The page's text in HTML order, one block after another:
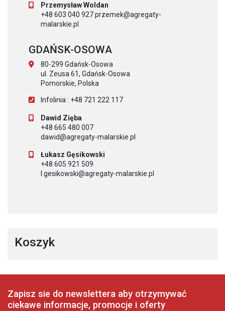
Przemysław Woldan
+48 603 040 927 przemek@agregaty-
malarskie.pl
GDAŃSK-OSOWA
80-299 Gdańsk-Osowa
ul. Zeusa 61, Gdańsk-Osowa
Pomorskie, Polska
Infolinia : +48 721 222 117
Dawid Zięba
+48 665 480 007
dawid@agregaty-malarskie.pl
Łukasz Gęsikowski
+48 605 921 509
l.gesikowski@agregaty-malarskie.pl
Koszyk
Zapisz sie do newslettera aby otrzymywać
ciekawe informacje, promocje i oferty